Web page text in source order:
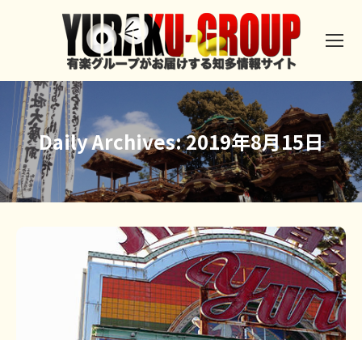
Daily Archives:2019年8月15日